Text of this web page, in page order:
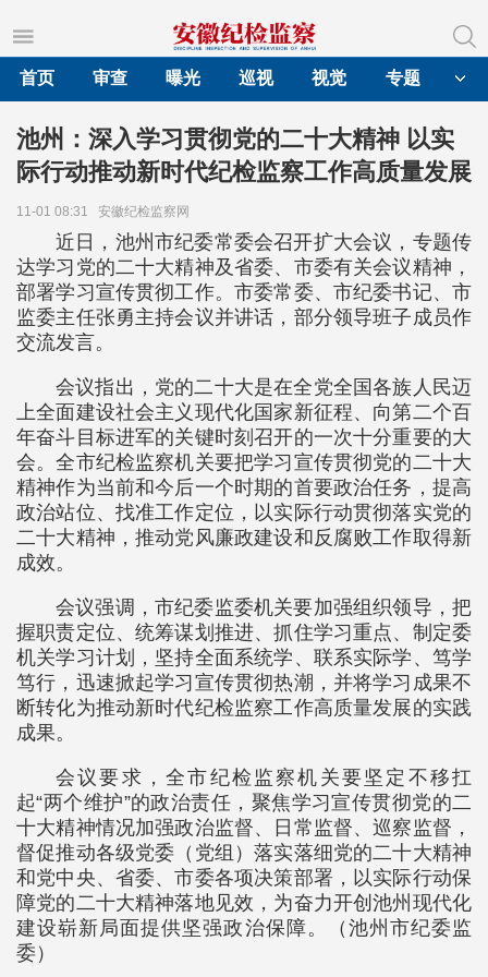
首页
审查 曝光 巡视 视觉 专题
池州：深入学习贯彻党的二十大精神 以实
际行动推动新时代纪检监察工作高质量发展
11-01 08:31 安徽纪检监察网
近日，池州市纪委常委会召开扩大会议，专题传
达学习党的二十大精神及省委、市委有关会议精神，
部署学习宣传贯彻工作。市委常委、市纪委书记、市
监委主任张勇主持会议并讲话，部分领导班子成员作
交流发言。
会议指出，党的二十大是在全党全国各族人民迈
上全面建设社会主义现代化国家新征程、向第二个百
年奋斗目标进军的关键时刻召开的一次十分重要的大
会。全市纪检监察机关要把学习宣传贯彻党的二十大
精神作为当前和今后一个时期的首要政治任务，提高
政治站位、找准工作定位，以实际行动贯彻落实党的
二十大精神，推动党风廉政建设和反腐败工作取得新
成效。
会议强调，市纪委监委机关要加强组织领导，把
握职责定位、统筹谋划推进、抓住学习重点、制定委
机关学习计划，坚持全面系统学、联系实际学、笃学
笃行，迅速掀起学习宣传贯彻热潮，并将学习成果不
断转化为推动新时代纪检监察工作高质量发展的实践
成果。
会议要求，全市纪检监察机关要坚定不移扛
起“两个维护”的政治责任，聚焦学习宣传贯彻党的二
十大精神情况加强政治监督、日常监督、巡察监督，
督促推动各级党委（党组）落实落细党的二十大精神
和党中央、省委、市委各项决策部署，以实际行动保
障党的二十大精神落地见效，为奋力开创池州现代化
建设崭新局面提供坚强政治保障。（池州市纪委监
委）